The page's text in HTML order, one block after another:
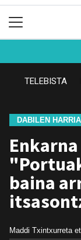
TELEBISTA
DABILEN
baina
Maddi Txintxurreta